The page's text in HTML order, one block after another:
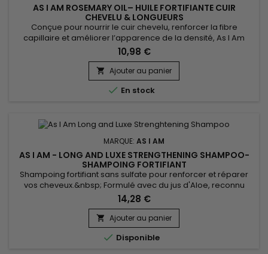
AS I AM ROSEMARY OIL– HUILE FORTIFIANTE CUIR
CHEVELU & LONGUEURS
Conçue pour nourrir le cuir chevelu, renforcer la fibre
capillaire et améliorer l’apparence de la densité, As I Am
Rosemary Oil est une huile fortifiante au romarin idéale pour
les cheveux fragilisés, en manque de force ou de vitalité. Son
parfum apaisant de romarin et de menthe poivrée procure
une agréable sensation de fraîcheur tout en hydratant la...
10,98 €
 Ajouter au panier
 En stock
MARQUE: AS I AM
AS I AM - LONG AND LUXE STRENGTHENING SHAMPOO-
SHAMPOING FORTIFIANT
Shampoing fortifiant sans sulfate pour renforcer et réparer
vos cheveux.&nbsp; Formulé avec du jus d'Aloe, reconnu
pour ses propriétés apaisantes et hydratantes. Le jus de fruit
de Punica Granatum riche en antioxydants, favorise la
protection et l'éclat des cheveux.&nbsp; La protéine de lupin
et la biotine travaillent de concert pour nourrir le cuir...
14,28 €
 Ajouter au panier
 Disponible